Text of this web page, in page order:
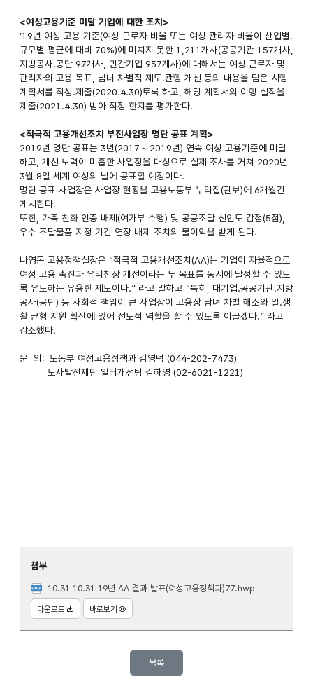
<여성고용기준 미달 기업에 대한 조치>
‘19년 여성 고용 기준(여성 근로자 비율 또는 여성 관리자 비율이 산업별.
규모별 평균에 대비 70%)에 미치지 못한 1,211개사(공공기관 157개사,
지방공사.공단 97개사, 민간기업 957개사)에 대해서는 여성 근로자 및
관리자의 고용 목표, 남녀 차별적 제도.관행 개선 등의 내용을 담은 시행
계획서를 작성.제출(2020.4.30)토록 하고, 해당 계획서의 이행 실적을
제출(2021.4.30) 받아 적정 한지를 평가한다.
<적극적 고용개선조치 부진사업장 명단 공표 계획>
2019년 명단 공표는 3년(2017～2019년) 연속 여성 고용기준에 미달
하고, 개선 노력이 미흡한 사업장을 대상으로 실제 조사를 거쳐 2020년
3월 8일 세계 여성의 날에 공표할 예정이다.
명단 공표 사업장은 사업장 현황을 고용노동부 누리집(관보)에 6개월간
게시한다.
또한, 가족 친화 인증 배제(여가부 수행) 및 공공조달 신인도 감점(5점),
우수 조달물품 지정 기간 연장 배제 조치의 불이익을 받게 된다.
나영돈 고용정책실장은 “적극적 고용개선조치(AA)는 기업이 자율적으로
여성 고용 촉진과 유리천장 개선이라는 두 목표를 동시에 달성할 수 있도
록 유도하는 유용한 제도이다.” 라고 말하고 “특히, 대기업.공공기관.지방
공사(공단) 등 사회적 책임이 큰 사업장이 고용상 남녀 차별 해소와 일.생
활 균형 지원 확산에 있어 선도적 역할을 할 수 있도록 이끌겠다.” 라고
강조했다.
문 의: 노동부 여성고용정책과 김영덕 (044-202-7473)
노사발전재단 일터개선팀 김하영 (02-6021-1221)
첨부
10.31 10.31 19년 AA 결과 발표(여성고용정책과)77.hwp
다운로드 바로보기
목록